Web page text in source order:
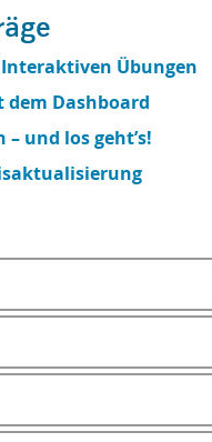
Übungen
Dashboard
– und los geht’s!